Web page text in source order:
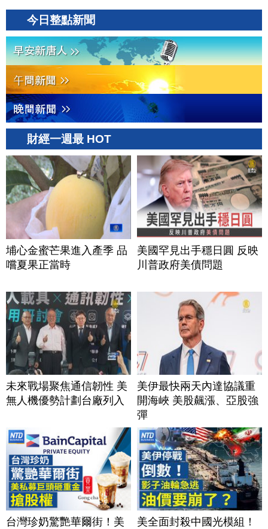
今日整點新聞
財經一週最 HOT
埔心金蜜芒果進入產季 品
嚐夏果正當時
美國罕見出手穩日圓 反映
川普政府美債問題
未來戰場聚焦通信韌性 美
無人機優勢計劃台廠列入
美伊最快兩天內達協議重
開海峽 美股飆漲、亞股強
彈
台灣珍奶驚艷華爾街！美
美全面封殺中國光模組！